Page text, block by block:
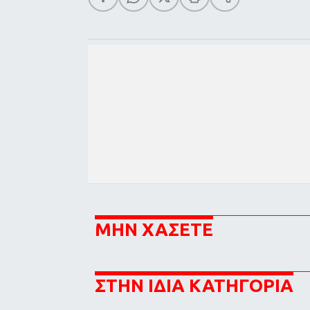
ΜΗΝ ΧΑΣΕΤΕ
ΣΤΗΝ ΙΔΙΑ ΚΑΤΗΓΟΡΙΑ